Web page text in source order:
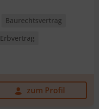
Baurechtsvertrag
Erbvertrag
zum Profil